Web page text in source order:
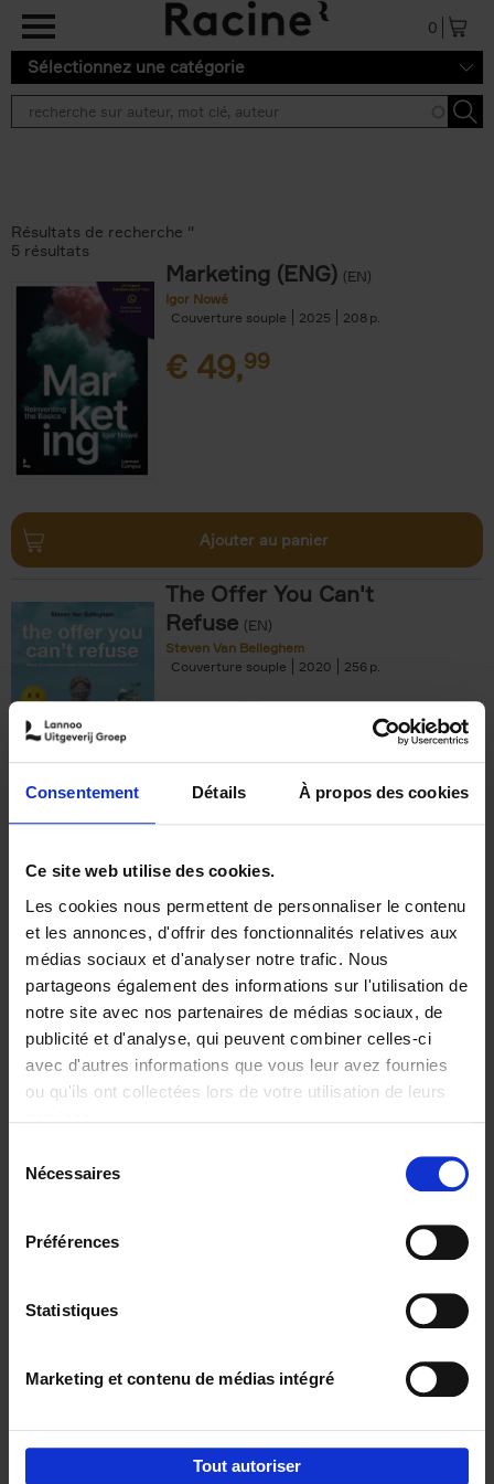
Consentement Détails À propos des cookies
Ce site web utilise des cookies.
Les cookies nous permettent de personnaliser le contenu
et les annonces, d'offrir des fonctionnalités relatives aux
médias sociaux et d'analyser notre trafic. Nous
partageons également des informations sur l'utilisation de
notre site avec nos partenaires de médias sociaux, de
publicité et d'analyse, qui peuvent combiner celles-ci
avec d'autres informations que vous leur avez fournies
ou qu'ils ont collectées lors de votre utilisation de leurs
Nécessaires
Préférences
Statistiques
Marketing et contenu de médias intégré
Tout autoriser
Aller au contenu principal
0
Sélectionnez une catégorie
Résultats de recherche ''
5 résultats
Marketing (ENG) (EN)
Igor Nowé
Couverture souple
2025 208
€ 49,99
Ajouter au panier
The Offer You Can't
Refuse (EN)
Steven Van Belleghem
Couverture souple
2020 256
€37,50
Building Bonds = Building
Business
Jochen Roef Jozefien De Feyter
Carolien Boom
Couverture souple
2025 200
€29,99
Digital marketing like a PRO -
completely revised edition (EN)